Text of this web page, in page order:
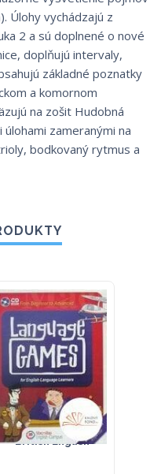
Úlohy vychádzajú z
2 a sú doplnené o nové
doplňujú intervaly,
základné poznatky
a komornom
na zošit Hudobná
úlohami zameranými na
bodkovaný rytmus a
Language Games
CD-ROM Network
British English